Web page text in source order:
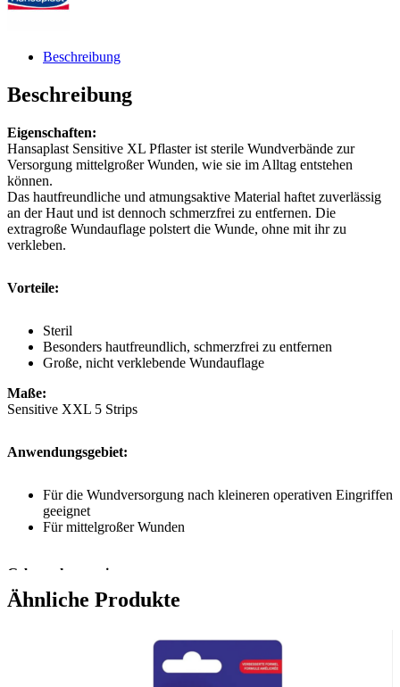
Beschreibung
Beschreibung
Eigenschaften:
Hansaplast Sensitive XL Pflaster ist sterile Wundverbände zur
Versorgung mittelgroßer Wunden, wie sie im Alltag entstehen
können.
Das hautfreundliche und atmungsaktive Material haftet zuverlässig
an der Haut und ist dennoch schmerzfrei zu entfernen. Die
extragroße Wundauflage polstert die Wunde, ohne mit ihr zu
verkleben.
Vorteile:
Steril
Besonders hautfreundlich, schmerzfrei zu entfernen
Große, nicht verklebende Wundauflage
Maße:
Sensitive XXL 5 Strips
Anwendungsgebiet:
Für die Wundversorgung nach kleineren operativen Eingriffen
geeignet
Für mittelgroßer Wunden
Gebrauchsanweisung:
Verwenden Sie jedes Pflaster nur einmal.
Reinigen Sie die Wunde und entfernen Sie sanft kleine
Fremdkörper oder Verschmutzungen.
Ähnliche Produkte